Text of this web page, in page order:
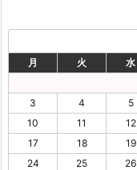
月
火 水
3
4 5
10
11 12
17
18 19
24
25 26